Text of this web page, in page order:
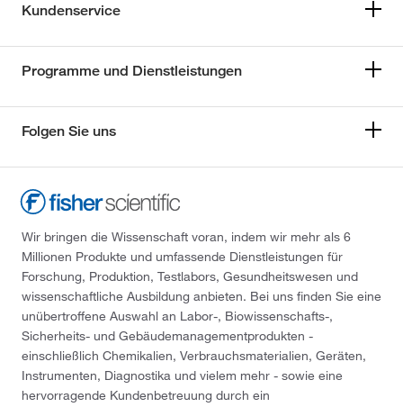
Kundenservice
Programme und Dienstleistungen
Folgen Sie uns
Wir bringen die Wissenschaft voran, indem wir mehr als 6
Millionen Produkte und umfassende Dienstleistungen für
Forschung, Produktion, Testlabors, Gesundheitswesen und
wissenschaftliche Ausbildung anbieten. Bei uns finden Sie eine
unübertroffene Auswahl an Labor-, Biowissenschafts-,
Sicherheits- und Gebäudemanagementprodukten -
einschließlich Chemikalien, Verbrauchsmaterialien, Geräten,
Instrumenten, Diagnostika und vielem mehr - sowie eine
hervorragende Kundenbetreuung durch ein